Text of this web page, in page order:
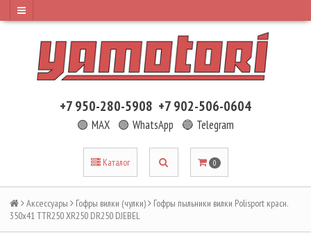
+7 950-280-5908 +7 902-506-0604
🟢 MAX 🟢 WhatsApp 🔵 Telegram
Каталог 0
Аксессуары Гофры вилки (чулки)
Гофры пыльники вилки Polisport красн.
350х41 TTR250 XR250 DR250 DJEBEL